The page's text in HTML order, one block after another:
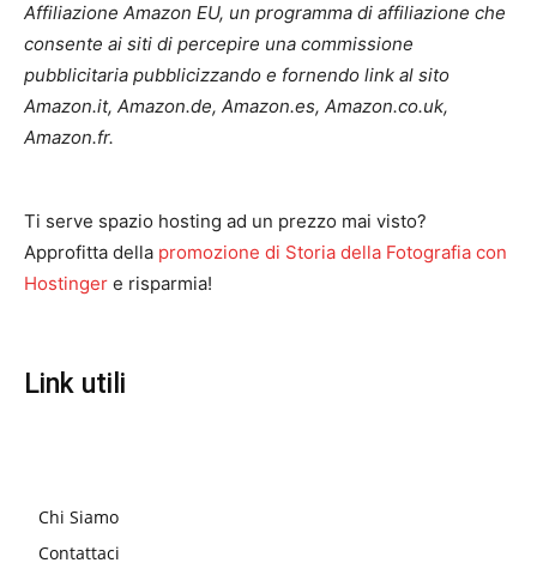
Affiliazione Amazon EU, un programma di affiliazione che
consente ai siti di percepire una commissione
pubblicitaria pubblicizzando e fornendo link al sito
Amazon.it, Amazon.de, Amazon.es, Amazon.co.uk,
Amazon.fr.
Ti serve spazio hosting ad un prezzo mai visto?
Approfitta della promozione di Storia della Fotografia con
Hostinger e risparmia!
Link utili
Chi Siamo
Contattaci